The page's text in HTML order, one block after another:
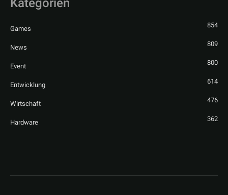
Games 854
News 809
Event 800
Entwicklung 614
Wirtschaft 476
Hardware 362